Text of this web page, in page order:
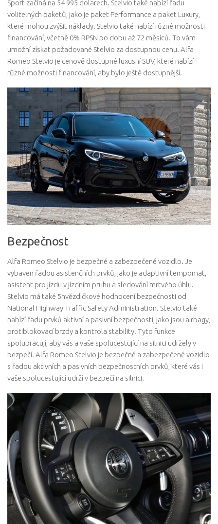
Sport začíná na 54 995 dolarech. Stelvio také nabízí řadu
volitelných paketů, jako je paket Performance a paket Luxury,
které mohou zvýšit náklady. Stelvio také nabízí různé možnosti
financování, včetně 0% RPSN po dobu až 72 měsíců. To vám
umožní získat požadované Stelvio za dostupnou cenu. Alfa
Romeo Stelvio je cenově dostupné luxusní SUV, které nabízí
různé možnosti financování, aby bylo ještě dostupnější.
Bezpečnost
Alfa Romeo Stelvio je bezpečné a zabezpečené vozidlo. Je
vybaven řadou asistenčních prvků, jako je adaptivní tempomat,
asistent pro jízdu v jízdním pruhu a sledování mrtvého úhlu.
Stelvio má také 5hvězdičkové hodnocení bezpečnosti od
National Highway Traffic Safety Administration. Stelvio také
nabízí řadu prvků aktivní a pasivní bezpečnosti, jako jsou airbagy,
protiblokovací brzdy a kontrola stability. Tyto funkce
spolupracují, aby vás a vaše spolucestující na silnici udržely v
bezpečí. Alfa Romeo Stelvio je bezpečné a zabezpečené vozidlo
s řadou aktivních a pasivních bezpečnostních prvků, které vás i
vaše spolucestující udrží v bezpečí na silnici.